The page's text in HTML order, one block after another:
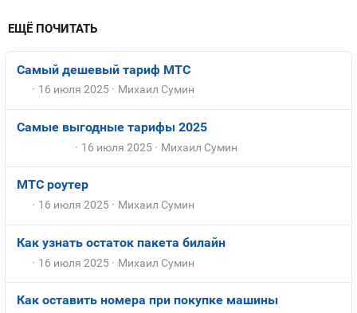
ЕЩЁ ПОЧИТАТЬ
Самый дешевый тариф МТС
16 июля 2025 Михаил Сумин
Самые выгодные тарифы 2025
16 июля 2025 Михаил Сумин
МТС роутер
16 июля 2025 Михаил Сумин
Как узнать остаток пакета билайн
16 июля 2025 Михаил Сумин
Как оставить номера при покупке машины